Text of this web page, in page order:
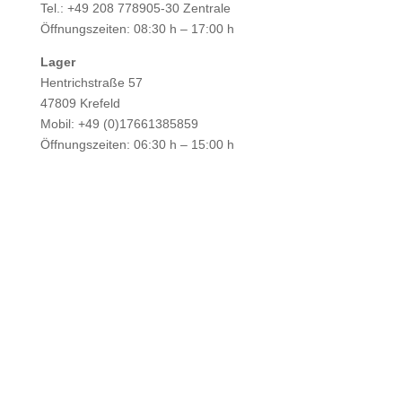
Tel.: +49 208 778905-30 Zentrale
Öffnungszeiten: 08:30 h – 17:00 h
Lager
Hentrichstraße 57
47809 Krefeld
Mobil: +49 (0)17661385859
Öffnungszeiten: 06:30 h – 15:00 h